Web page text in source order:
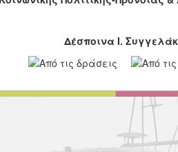
Δέσποινα Ι.